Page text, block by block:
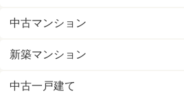
中古マンション
新築マンション
中古一戸建て